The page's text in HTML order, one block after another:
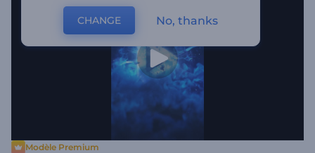
Modèle Premium
CHANGE No, thanks